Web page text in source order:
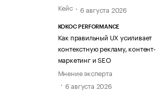
Кейс
6 августа 2026
KOKOC PERFORMANCE
Как правильный UX усиливает
контекстную рекламу, контент-
маркетинг и SEO
Мнение эксперта
6 августа 2026